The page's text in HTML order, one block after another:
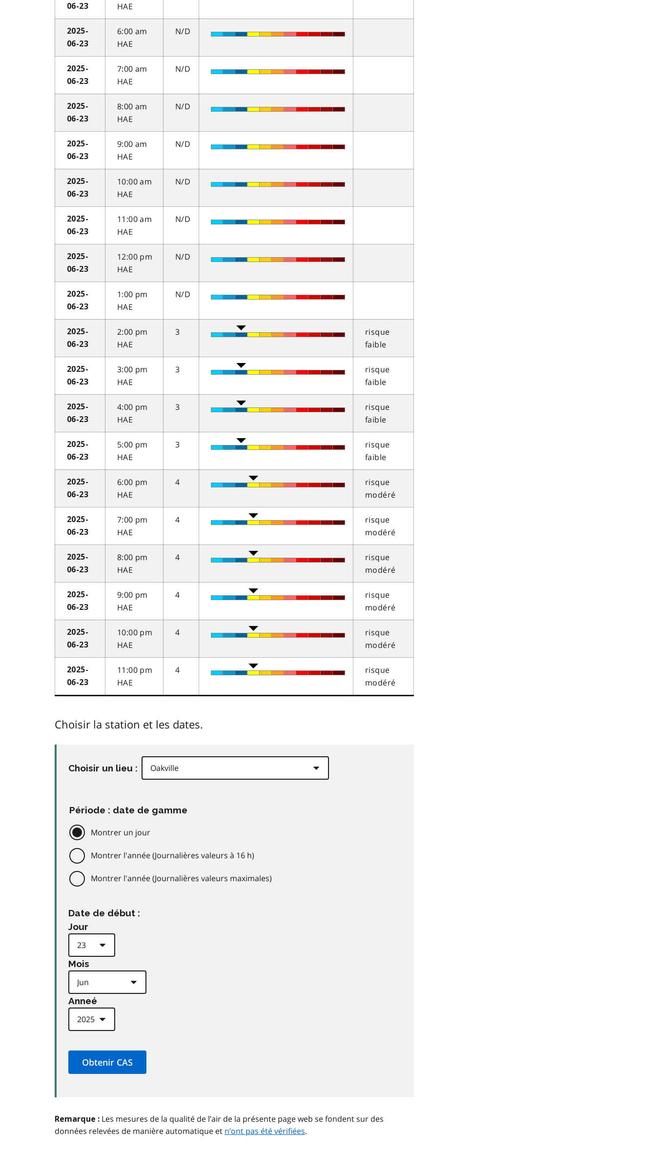
06-23
HAE
2025-
06-23
6:00 am
HAE
N/D
2025-
06-23
7:00 am
HAE
N/D
2025-
06-23
8:00 am
HAE
N/D
2025-
06-23
9:00 am
HAE
N/D
2025-
06-23
10:00 am
HAE
N/D
2025-
06-23
11:00 am
HAE
N/D
2025-
06-23
12:00 pm
HAE
N/D
2025-
06-23
1:00 pm
HAE
N/D
2025-
06-23
2:00 pm
HAE
3
risque
faible
2025-
06-23
3:00 pm
HAE
3
risque
faible
2025-
06-23
4:00 pm
HAE
3
risque
faible
2025-
06-23
5:00 pm
HAE
3
risque
faible
2025-
06-23
6:00 pm
HAE
4
risque
modéré
2025-
06-23
7:00 pm
HAE
4
risque
modéré
2025-
06-23
8:00 pm
HAE
4
risque
modéré
2025-
06-23
9:00 pm
HAE
4
risque
modéré
2025-
06-23
10:00 pm
HAE
4
risque
modéré
2025-
06-23
11:00 pm
HAE
4
risque
modéré
Choisir la station et les dates.
Choisir un lieu :
Période : date de gamme
Montrer un jour
Montrer l'année (Journalières valeurs à 16 h)
Montrer l'année (Journalières valeurs maximales)
Date de début :
Jour
Mois
Anneé
Remarque : Les mesures de la qualité de l’air de la présente page web se fondent sur des
données relevées de manière automatique et n’ont pas été vérifiées.